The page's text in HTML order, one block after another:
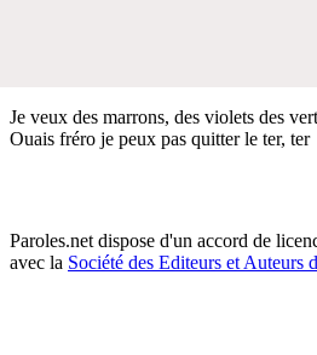
Je veux des marrons, des violets des
Ouais fréro je peux pas quitter le ter, ter
Paroles.net dispose d'un accord de
avec la Société des Editeurs et Auteurs